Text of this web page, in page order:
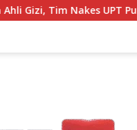
Tim Nakes UPT